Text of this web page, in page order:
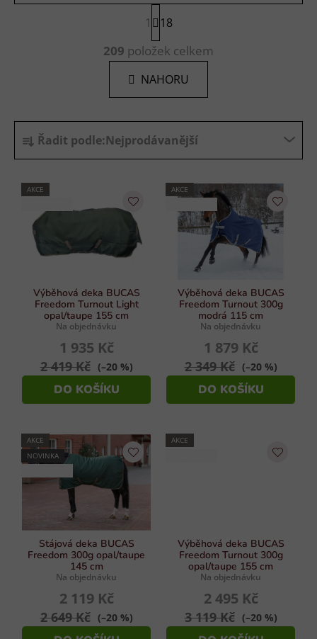
Ř
a
z
e
n
Řadit podle:Nejprodávanější
AKCE
Výběhová deka BUCAS
Freedom Turnout Light
opal/taupe 155 cm
Na objednávku
1 935 Kč
2 419 Kč (–20 %)
DO KOŠÍKU
AKCE
Výběhová deka BUCAS
Freedom Turnout 300g
modrá 115 cm
Na objednávku
1 879 Kč
2 349 Kč (–20 %)
DO KOŠÍKU
AKCE
NOVINKA
Stájová deka BUCAS
Freedom 300g opal/taupe
145 cm
Na objednávku
2 119 Kč
2 649 Kč (–20 %)
AKCE
Výběhová deka BUCAS
Freedom Turnout 300g
opal/taupe 155 cm
Na objednávku
2 495 Kč
3 119 Kč (–20 %)
O
v
á
d
a
í
p
S
t
r
á
n
k
á
í
1 18
209 položek celkem
NAHORU